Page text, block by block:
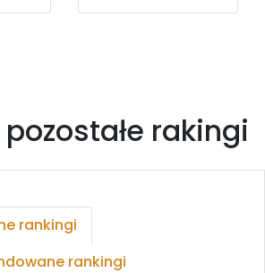
rakingi
rankingi
rankingi